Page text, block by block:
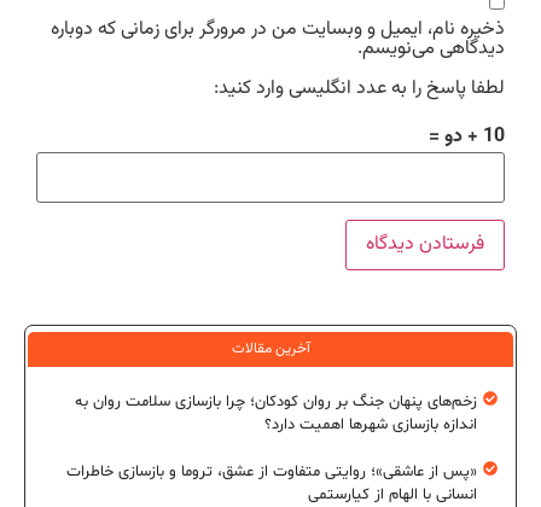
ذخیره نام، ایمیل و وبسایت من در مرورگر برای زمانی که دوباره
دیدگاهی می‌نویسم.
لطفا پاسخ را به عدد انگلیسی وارد کنید:
10 + دو =
آخرین مقالات
زخم‌های پنهان جنگ بر روان کودکان؛ چرا بازسازی سلامت روان به
اندازه بازسازی شهرها اهمیت دارد؟
«پس از عاشقی»؛ روایتی متفاوت از عشق، تروما و بازسازی خاطرات
انسانی با الهام از کیارستمی